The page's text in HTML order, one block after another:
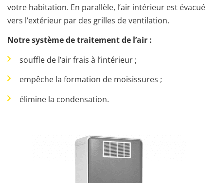
votre habitation. En parallèle, l’air intérieur est évacué
vers l’extérieur par des grilles de ventilation.
Notre système de traitement de l’air :
souffle de l’air frais à l’intérieur ;
empêche la formation de moisissures ;
élimine la condensation.